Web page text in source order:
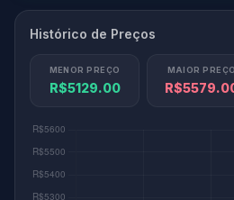
Histórico de Preços
MENOR PREÇO
R$5129.00
MAIOR PREÇO